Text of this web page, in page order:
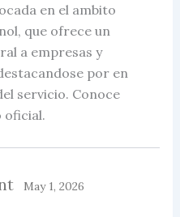
en el ambito
que ofrece un
a empresas y
por en
servicio. Conoce
oficial.
May 1, 2026